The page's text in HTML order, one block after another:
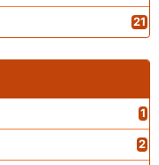
21
1
2